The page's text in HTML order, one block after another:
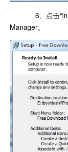
6、点击
Manager。